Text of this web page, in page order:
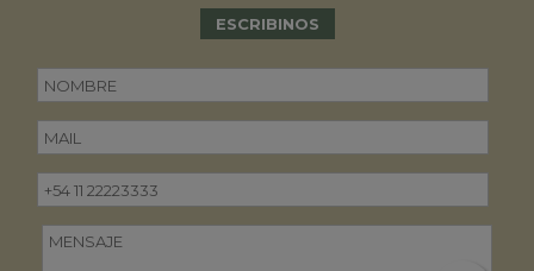
ESCRIBINOS